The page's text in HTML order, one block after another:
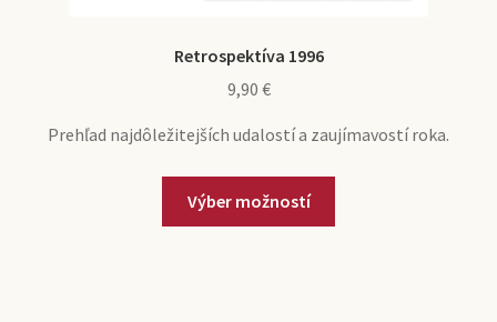
Retrospektíva 1996
9,90 €
Prehľad najdôležitejších udalostí a zaujímavostí roka.
Výber možností